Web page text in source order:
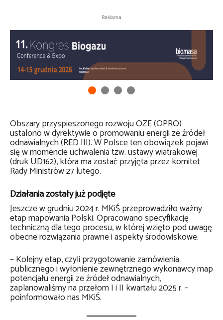
Reklama
Obszary przyspieszonego rozwoju OZE (OPRO)
ustalono w dyrektywie o promowaniu energii ze źródeł
odnawialnych (RED III). W Polsce ten obowiązek pojawi
się w momencie uchwalenia tzw. ustawy wiatrakowej
(druk UD162), która ma zostać przyjęta przez komitet
Rady Ministrów 27 lutego.
Działania zostały już podjęte
Jeszcze w grudniu 2024 r. MKiŚ przeprowadziło ważny
etap mapowania Polski. Opracowano specyfikację
techniczną dla tego procesu, w której wzięto pod uwagę
obecne rozwiązania prawne i aspekty środowiskowe.
– Kolejny etap, czyli przygotowanie zamówienia
publicznego i wyłonienie zewnętrznego wykonawcy map
potencjału energii ze źródeł odnawialnych,
zaplanowaliśmy na przełom I i II kwartału 2025 r. –
poinformowało nas MKiŚ.